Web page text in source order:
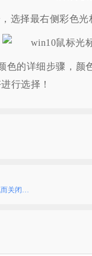
选择最右侧彩色光
色的详细步骤，
行选择！
而关闭…